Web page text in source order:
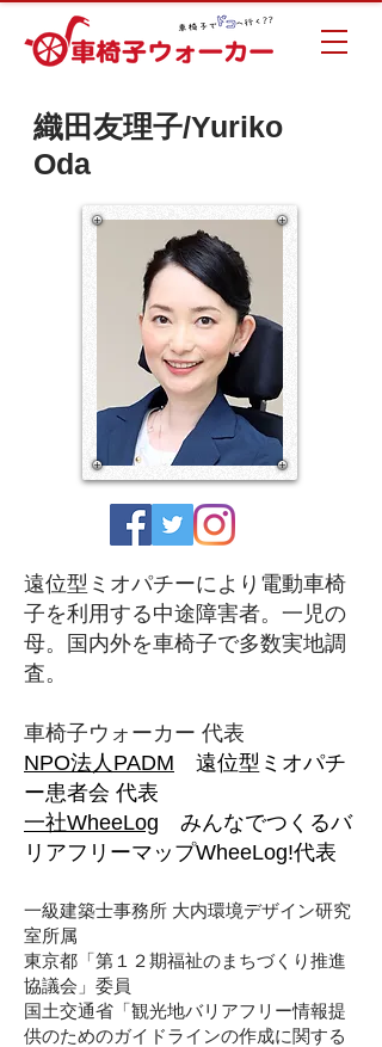
織田友理子/Yuriko
Oda
遠位型ミオパチーにより電動車椅
子を利用する中途障害者。一児の
母。国内外を車椅子で多数実地調
査。
車椅子ウォーカー 代表
NPO法人PADM 遠位型ミオパチ
ー患者会 代表
一社WheeLog みんなでつくるバ
リアフリーマップWheeLog!代表
一級建築士事務所 大内環境デザイン研究
室所属
東京都「第１２期福祉のまちづくり推進
協議会」委員
国土交通省「観光地バリアフリー情報提
供のためのガイドラインの作成に関する